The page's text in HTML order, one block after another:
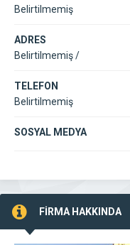
Belirtilmemiş
ADRES
Belirtilmemiş /
TELEFON
Belirtilmemiş
SOSYAL MEDYA
FİRMA HAKKINDA